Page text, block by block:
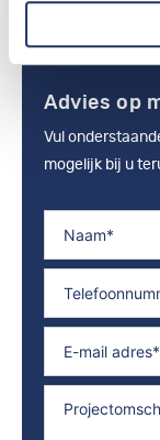
Advies op
Vul
mogelijk bij u